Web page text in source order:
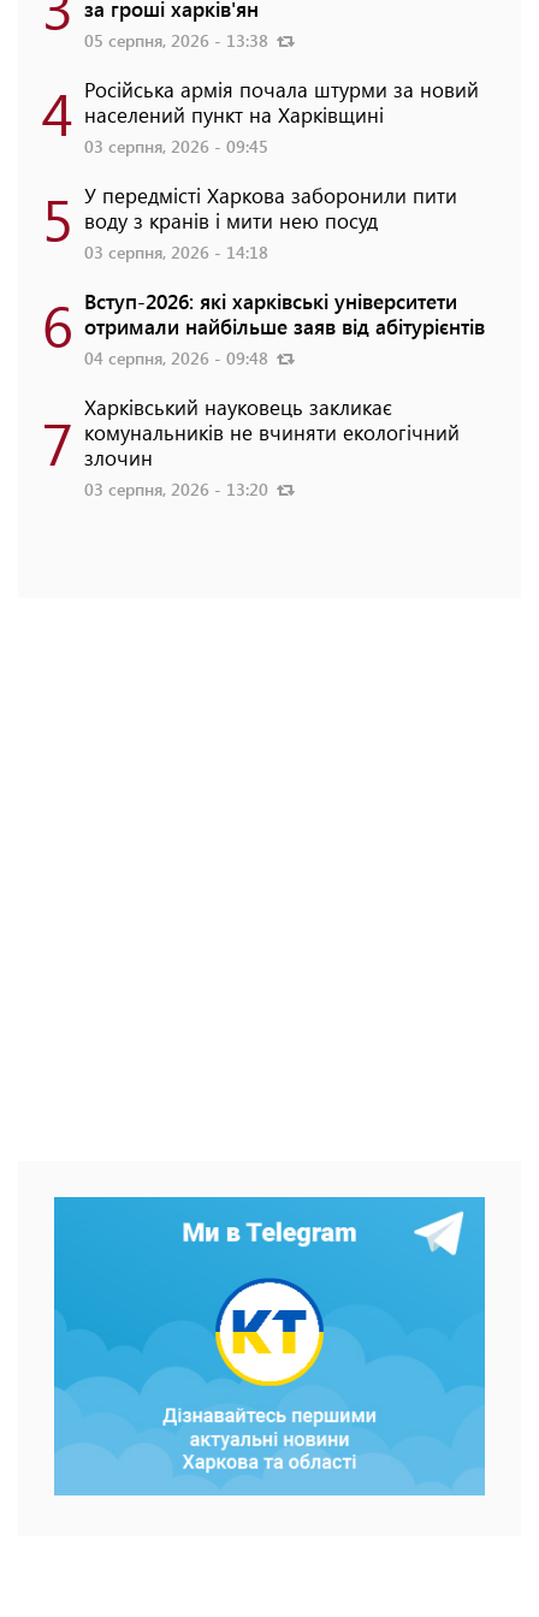
за гроші харків'ян
05 серпня, 2026 - 13:38
4 Російська армія почала штурми за новий
населений пункт на Харківщині
03 серпня, 2026 - 09:45
5 У передмісті Харкова заборонили пити
воду з кранів і мити нею посуд
03 серпня, 2026 - 14:18
6 Вступ-2026: які харківські університети
отримали найбільше заяв від абітурієнтів
04 серпня, 2026 - 09:48
7 Харківський науковець закликає
комунальників не вчиняти екологічний
злочин
03 серпня, 2026 - 13:20